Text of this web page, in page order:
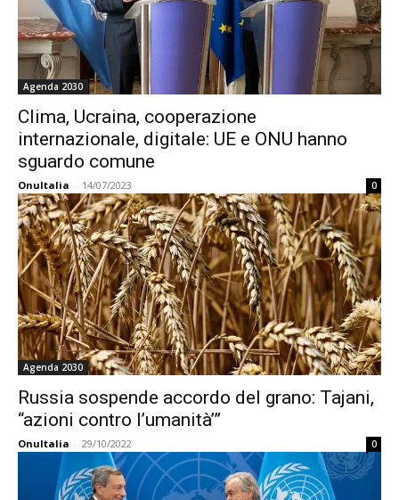
Agenda 2030
Clima, Ucraina, cooperazione
internazionale, digitale: UE e ONU hanno
sguardo comune
OnuItalia - 14/07/2023 0
Agenda 2030
Russia sospende accordo del grano: Tajani,
“azioni contro l’umanità’”
OnuItalia - 29/10/2022 0